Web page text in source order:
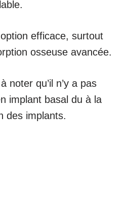
efficace, surtout
osseuse avancée.
noter qu’il n’y a pas
implant basal du à la
des implants.